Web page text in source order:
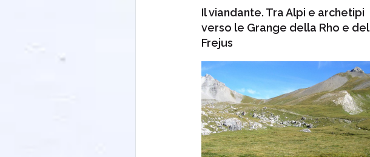
Il viandante. Tra Alpi e archetipi
verso le Grange della Rho e del
Frejus